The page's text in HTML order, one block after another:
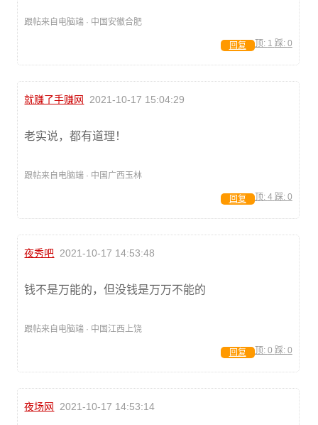
跟帖来自电脑端 · 中国安徽合肥
顶: 1 踩: 0
回复
就赚了手赚网 2021-10-17 15:04:29
老实说，都有道理！
跟帖来自电脑端 · 中国广西玉林
顶: 4 踩: 0
回复
夜秀吧 2021-10-17 14:53:48
钱不是万能的，但没钱是万万不能的
跟帖来自电脑端 · 中国江西上饶
顶: 0 踩: 0
回复
夜场网 2021-10-17 14:53:14